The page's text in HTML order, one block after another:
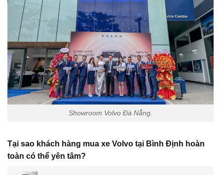
Showroom Volvo Đà Nẵng.
Tại sao khách hàng mua xe Volvo tại Bình Định hoàn
toàn có thể yên tâm?